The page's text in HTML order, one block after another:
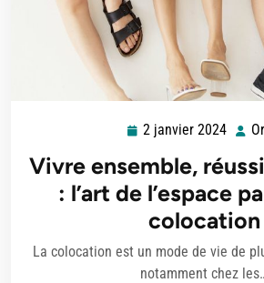
2 janvier 2024
2024
Vivre ensemble,
: l’art de l’espace
colocation
La colocation est un mode de vie de
notamment chez